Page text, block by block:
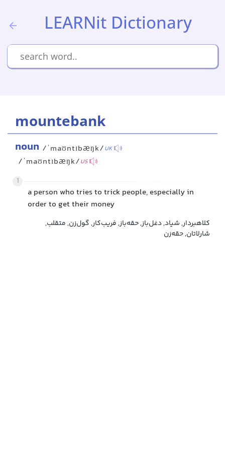
LEARNit Dictionary
mountebank
noun /ˈmaʊntɪbæŋk/UK
/ˈmaʊntɪbæŋk/US
1
a person who tries to trick people, especially in
order to get their money
کلاهبردار, شیاد, دغل‌باز, حقه‌باز, فریب‌کار, گول‌زن, متقلب,
شارلاتان, حقه‌زن